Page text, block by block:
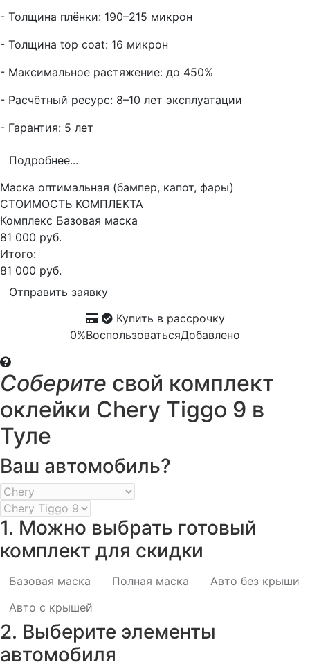
- Толщина плёнки: 190–215 микрон
- Толщина top coat: 16 микрон
- Максимальное растяжение: до 450%
- Расчётный ресурс: 8–10 лет эксплуатации
- Гарантия: 5 лет
Подробнее...
Маска оптимальная (бампер, капот, фары)
СТОИМОСТЬ КОМПЛЕКТА
Комплекс Базовая маска
81 000 руб.
Итого:
81 000 руб.
Отправить заявку
Купить в рассрочку
0%ВоспользоватьсяДобавлено
Соберите свой комплект
оклейки Chery Tiggo 9 в
Туле
Ваш автомобиль?
1. Можно выбрать готовый
комплект для скидки
Базовая маска Полная маска
Авто без крыши
Авто с крышей
2. Выберите элементы
автомобиля